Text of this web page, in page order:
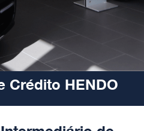
Crédito HENDO